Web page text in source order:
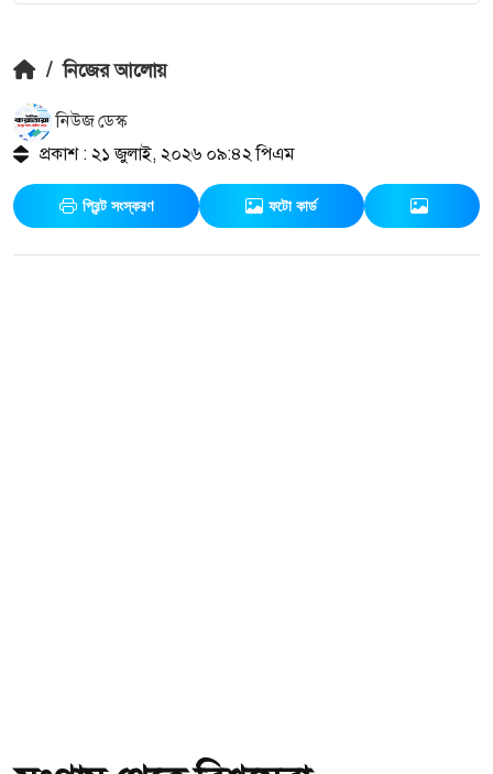
/ নিজের আলোয়
নিউজ ডেস্ক
প্রকাশ : ২১ জুলাই, ২০২৬ ০৯:৪২ পিএম
প্রিন্ট সংস্করণ ফটো কার্ড